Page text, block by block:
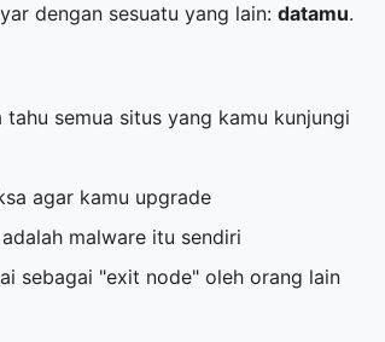
dengan sesuatu yang lain: datamu.
semua situs yang kamu kunjungi
agar kamu upgrade
malware itu sendiri
sebagai "exit node" oleh orang lain